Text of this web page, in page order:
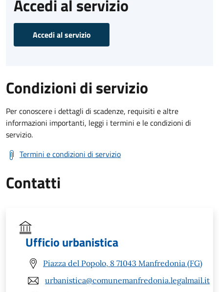
Accedi al servizio
Accedi al servizio
Condizioni di servizio
Per conoscere i dettagli di scadenze, requisiti e altre
informazioni importanti, leggi i termini e le condizioni di
servizio.
Termini e condizioni di servizio
Contatti
Ufficio urbanistica
Piazza del Popolo, 8 71043 Manfredonia (FG)
urbanistica@comunemanfredonia.legalmail.it